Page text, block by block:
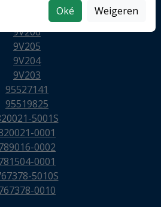
Oké Weigeren
9V206
9V205
9V204
9V203
95527141
95519825
5001S
0001
0002
0001
5010S
0010